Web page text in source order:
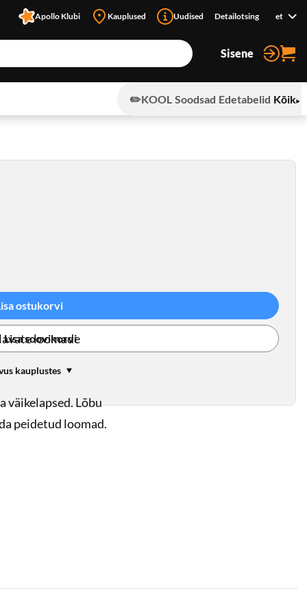
Apollo Klubi Kauplused Uudised Detailotsing et
Sisene
✏️KOOL Soodsad Edetabelid Kõik
loomade
väikelapsed. Lõbu
peidetud loomad.
ostukorvi
Lisa soovikorvi
kauplustes